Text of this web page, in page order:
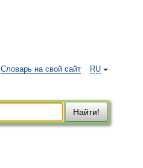
RU
Словарь на свой сайт
Найти!